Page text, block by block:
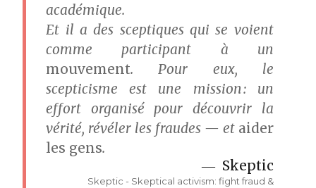
académique.
Et il a des sceptiques qui se voient
comme participant à un
mouvement. Pour eux, le
scepticisme est une mission : un
effort organisé pour découvrir la
vérité, révéler les fraudes — et aider
les gens.
Skeptic
Skeptic - Skeptical activism: fight fraud &